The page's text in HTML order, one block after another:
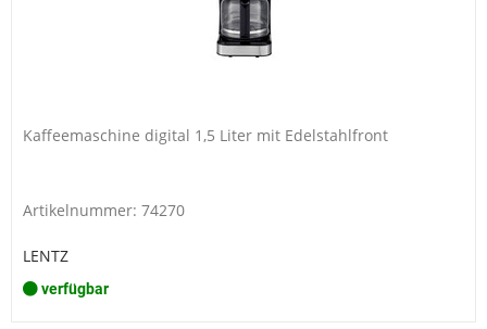
Kaffeemaschine digital 1,5 Liter mit Edelstahlfront
Artikelnummer: 74270
LENTZ
verfügbar